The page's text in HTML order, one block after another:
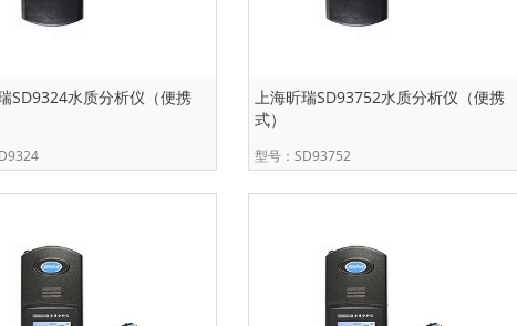
SD9324水质分析仪（便携
上海昕瑞SD93752水质分析仪（便携
式）
型号：SD93752